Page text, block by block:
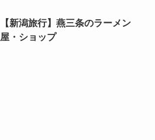
【新潟旅行】燕三条のラーメン
屋・ショップ